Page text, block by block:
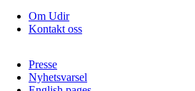
Om Udir
Kontakt oss
Presse
Nyhetsvarsel